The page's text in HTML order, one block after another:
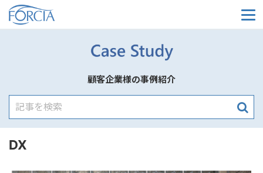
メ
顧客企業様の事例紹介
DX